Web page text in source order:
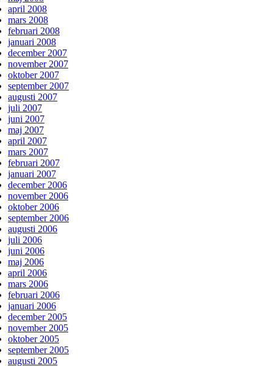
april 2008
mars 2008
februari 2008
januari 2008
december 2007
november 2007
oktober 2007
september 2007
augusti 2007
juli 2007
juni 2007
maj 2007
april 2007
mars 2007
februari 2007
januari 2007
december 2006
november 2006
oktober 2006
september 2006
augusti 2006
juli 2006
juni 2006
maj 2006
april 2006
mars 2006
februari 2006
januari 2006
december 2005
november 2005
oktober 2005
september 2005
augusti 2005